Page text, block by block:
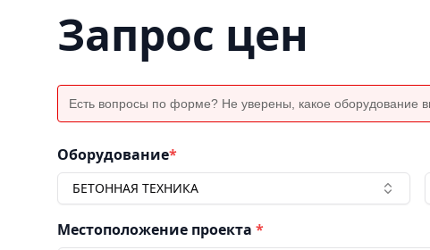
Запрос цен
Есть вопросы по форме? Не уверены, какое оборудование
Оборудование*
БЕТОННАЯ ТЕХНИКА
Местоположение проекта *